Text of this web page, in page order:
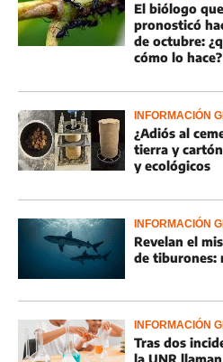
El biólogo
pronosticó
de octubre:
cómo lo hace?
INFORMACIÓN
¿Adiós al
tierra y
y ecológicos
INFORMACIÓN
Revelan el
de tiburones:
INFORMACIÓN
Tras dos
la UNR